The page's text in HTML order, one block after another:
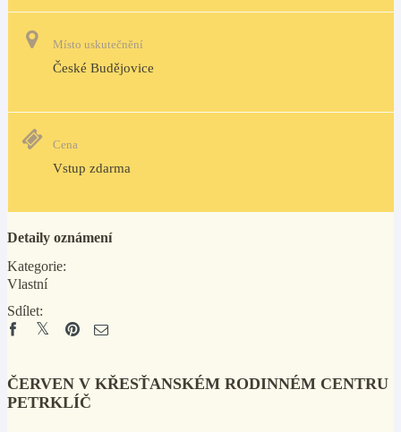
Místo uskutečnění
České Budějovice
Cena
Vstup zdarma
Detaily oznámení
Kategorie:
Vlastní
Sdílet:
ČERVEN V KŘESŤANSKÉM RODINNÉM CENTRU
PETRKLÍČ